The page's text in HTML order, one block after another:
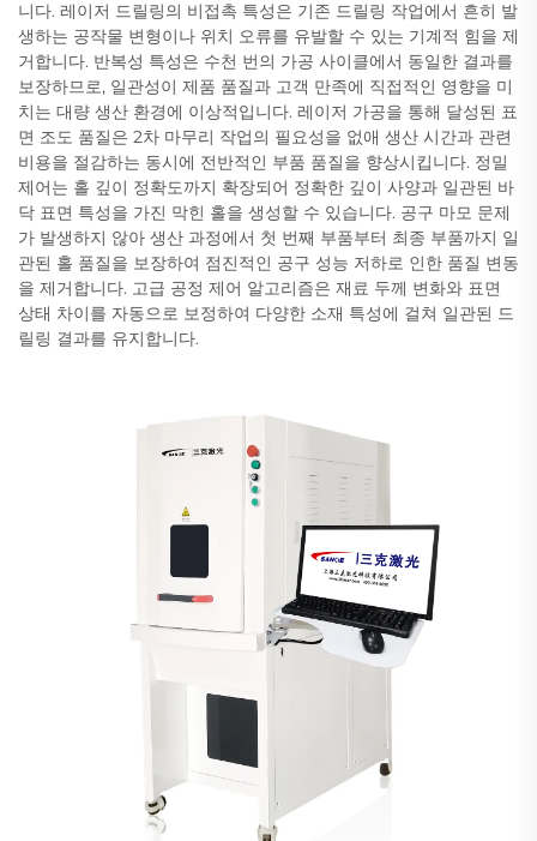
니다. 레이저 드릴링의 비접촉 특성은 기존 드릴링 작업에서 흔히 발
생하는 공작물 변형이나 위치 오류를 유발할 수 있는 기계적 힘을 제
거합니다. 반복성 특성은 수천 번의 가공 사이클에서 동일한 결과를
보장하므로, 일관성이 제품 품질과 고객 만족에 직접적인 영향을 미
치는 대량 생산 환경에 이상적입니다. 레이저 가공을 통해 달성된 표
면 조도 품질은 2차 마무리 작업의 필요성을 없애 생산 시간과 관련
비용을 절감하는 동시에 전반적인 부품 품질을 향상시킵니다. 정밀
제어는 홀 깊이 정확도까지 확장되어 정확한 깊이 사양과 일관된 바
닥 표면 특성을 가진 막힌 홀을 생성할 수 있습니다. 공구 마모 문제
가 발생하지 않아 생산 과정에서 첫 번째 부품부터 최종 부품까지 일
관된 홀 품질을 보장하여 점진적인 공구 성능 저하로 인한 품질 변동
을 제거합니다. 고급 공정 제어 알고리즘은 재료 두께 변화와 표면
상태 차이를 자동으로 보정하여 다양한 소재 특성에 걸쳐 일관된 드
릴링 결과를 유지합니다.